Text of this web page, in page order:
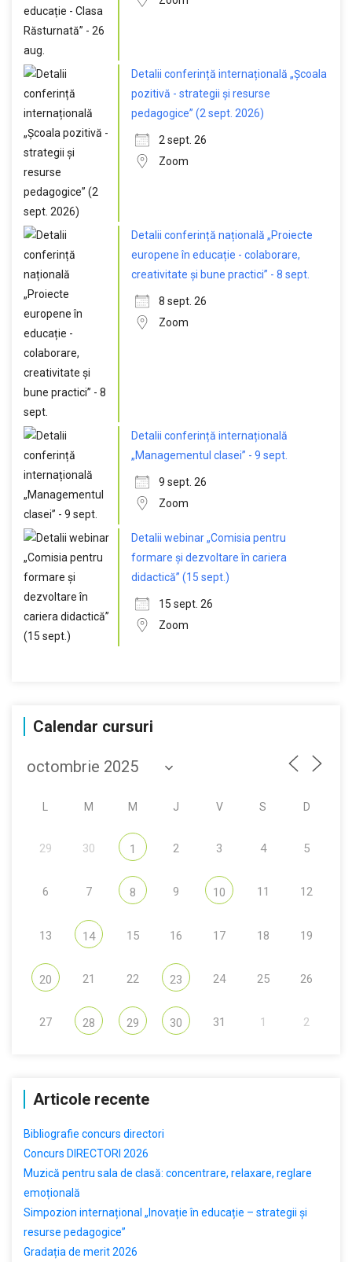
Detalii conferință internațională „Școala
pozitivă - strategii și resurse
pedagogice” (2 sept. 2026)
2 sept. 26
Zoom
Detalii conferință națională „Proiecte
europene în educație - colaborare,
creativitate și bune practici” - 8 sept.
8 sept. 26
Zoom
Detalii conferință internațională
„Managementul clasei” - 9 sept.
9 sept. 26
Zoom
Detalii webinar „Comisia pentru
formare și dezvoltare în cariera
didactică” (15 sept.)
15 sept. 26
Zoom
Calendar cursuri
M M J V S D
29 30 1 2 3 4 5
6 7 8 9 10 11 12
13 14 15 16 17 18 19
20 21 22 23 24 25 26
27 28 29 30 31 1 2
Articole recente
Bibliografie concurs directori
Concurs DIRECTORI 2026
Muzică pentru sala de clasă: concentrare, relaxare, reglare
emoțională
Simpozion internațional „Inovație în educație – strategii și
resurse pedagogice”
Gradația de merit 2026